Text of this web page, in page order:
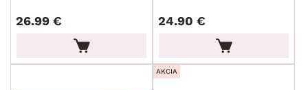
min.
POVRCHOVÁ ÚPRAVA
26.99 € 24.90 €
AKCIA